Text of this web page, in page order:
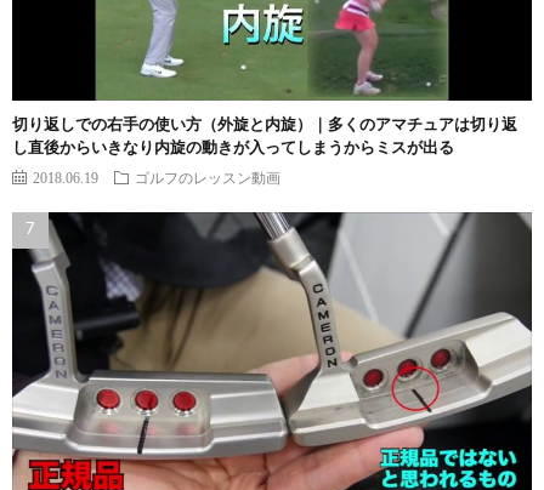
切り返しでの右手の使い方（外旋と内旋）｜多くのアマチュアは切り返
し直後からいきなり内旋の動きが入ってしまうからミスが出る
2018.06.19 ゴルフのレッスン動画